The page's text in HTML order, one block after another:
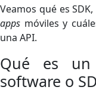
Veamos qué es
apps móviles y
una API.
Qué es
software o